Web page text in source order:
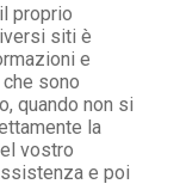
proprio
siti è
e
sono
quando non si
la
vostro
e poi